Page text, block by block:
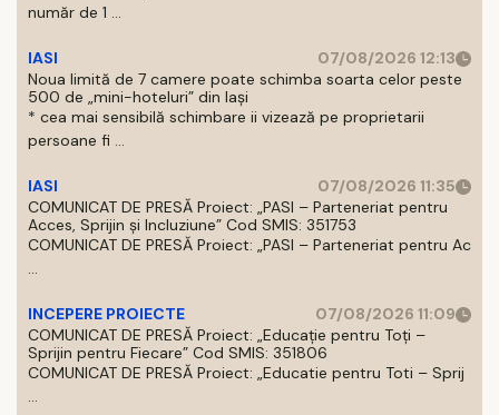
număr de 1 ...
IASI
07/08/2026 12:13
Noua limită de 7 camere poate schimba soarta celor peste
500 de „mini-hoteluri” din Iași
* cea mai sensibilă schimbare ii vizează pe proprietarii
persoane fi ...
IASI
07/08/2026 11:35
COMUNICAT DE PRESĂ Proiect: „PASI – Parteneriat pentru
Acces, Sprijin și Incluziune” Cod SMIS: 351753
COMUNICAT DE PRESĂ Proiect: „PASI – Parteneriat pentru Ac
...
INCEPERE PROIECTE
07/08/2026 11:09
COMUNICAT DE PRESĂ Proiect: „Educație pentru Toți –
Sprijin pentru Fiecare” Cod SMIS: 351806
COMUNICAT DE PRESĂ Proiect: „Educatie pentru Toti – Sprij
...